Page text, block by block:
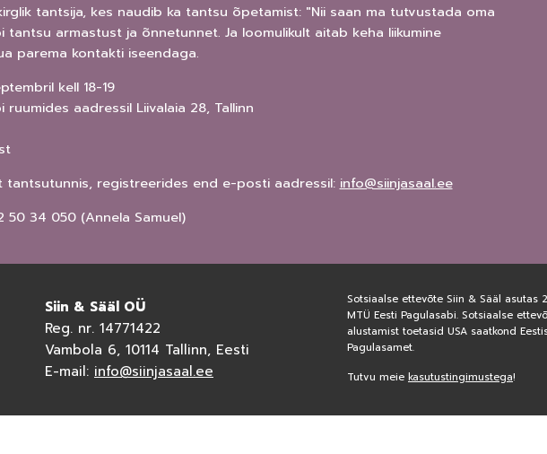
tantsija, kes naudib ka tantsu õpetamist: "Nii saan ma tutvustada oma
tantsu armastust ja õnnetunnet. Ja loomulikult aitab keha liikumine
parema kontakti iseendaga.
kell 18-19
ruumides aadressil Liivalaia 28, Tallinn
tantsutunnis, registreerides end e-posti aadressil: info@siinjasaal.ee
50 34 050 (Annela Samuel)
Siin & Sääl OÜ
Reg. nr. 14771422
Vambola 6, 10114 Tallinn, Eesti
E-mail: info@siinjasaal.ee
Sotsiaalse ettevõte Siin & Sääl asutas
MTÜ Eesti Pagulasabi. Sotsiaalse
alustamist toetasid USA saatkond
Pagulasamet.
Tutvu meie kasutustingimustega!